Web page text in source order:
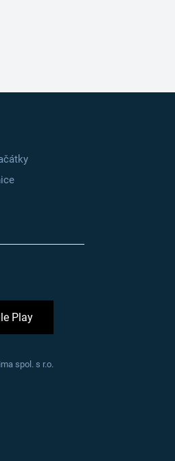
Play
spol. s r.o.